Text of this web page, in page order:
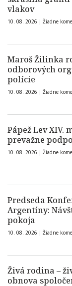
vlakov
10. 08. 2026 | Žiadne
Maroš Žilinka
odborových
polície
10. 08. 2026 | Žiadne
Pápež Lev XIV.
prevažne
10. 08. 2026 | Žiadne
Predseda
Argentíny:
pokoja
10. 08. 2026 | Žiadne
Živá rodina –
obnova